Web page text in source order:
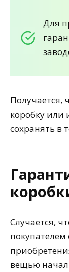
Для
Получается,
коробку или
сохранять в
Случается,
покупателем
вещью